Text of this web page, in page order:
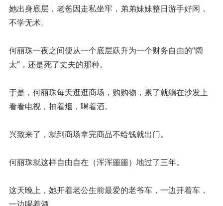
她出身底层，老爸因走私坐牢，弟弟妹妹整日游手好闲，
不学无术。
何丽珠一夜之间便从一个底层跃升为一个财务自由的“阔
太”，还是死了丈夫的那种。
于是，何丽珠每天逛逛商场，购购物，累了就躺在沙发上
看看电视，抽着烟，喝着酒。
兴致来了，就到商场拿完商品不给钱就出门。
何丽珠就这样自由自在（浑浑噩噩）地过了三年。
这天晚上，她开着老公生前最爱的老爷车，一边开着车，